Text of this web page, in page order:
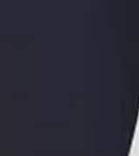
სერვისები და